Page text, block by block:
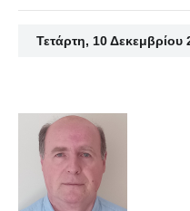
Τετάρτη, 10